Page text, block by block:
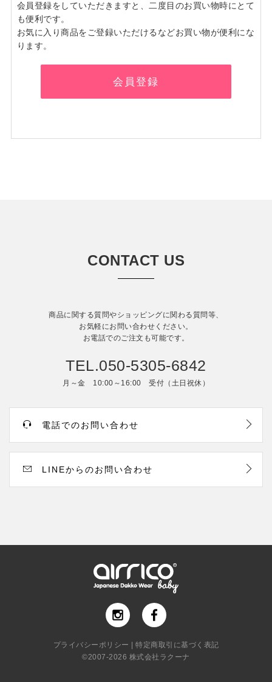
会員登録をしていただきますと、二度目のお買い物時にとて
も便利です。
お気に入り商品をご登録いただけるなどお買い物が便利にな
ります。
会員登録
CONTACT US
商品に関する質問やショッピングに関わる質問等、
お気軽にお問い合わせください。
お電話でのご注文も可能です。
TEL.050-5305-6842
月～金 10:00～16:00 受付（土日祝休）
電話でのお問い合わせ
LINEからのお問い合わせ
プライバシーポリシー
特定商取引に基づく表記
©2007-2026 株式会社ラクーナ